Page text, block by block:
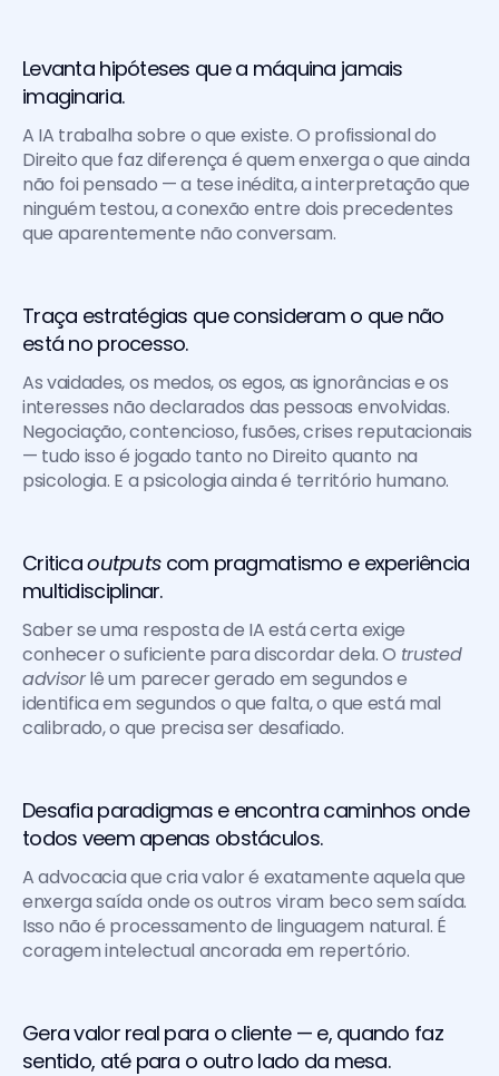
Levanta hipóteses que a máquina jamais
imaginaria.
A IA trabalha sobre o que existe. O profissional do
Direito que faz diferença é quem enxerga o que ainda
não foi pensado — a tese inédita, a interpretação que
ninguém testou, a conexão entre dois precedentes
que aparentemente não conversam.
Traça estratégias que consideram o que não
está no processo.
As vaidades, os medos, os egos, as ignorâncias e os
interesses não declarados das pessoas envolvidas.
Negociação, contencioso, fusões, crises reputacionais
— tudo isso é jogado tanto no Direito quanto na
psicologia. E a psicologia ainda é território humano.
Critica outputs com pragmatismo e experiência
multidisciplinar.
Saber se uma resposta de IA está certa exige
conhecer o suficiente para discordar dela. O trusted
advisor lê um parecer gerado em segundos e
identifica em segundos o que falta, o que está mal
calibrado, o que precisa ser desafiado.
Desafia paradigmas e encontra caminhos onde
todos veem apenas obstáculos.
A advocacia que cria valor é exatamente aquela que
enxerga saída onde os outros viram beco sem saída.
Isso não é processamento de linguagem natural. É
coragem intelectual ancorada em repertório.
Gera valor real para o cliente — e, quando faz
sentido, até para o outro lado da mesa.